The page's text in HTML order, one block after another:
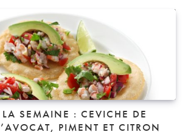
LA SEMAINE : CEVICHE DE
PIMENT ET CITRON